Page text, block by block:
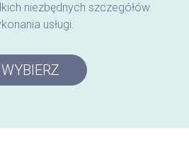
niezbędnych szczegółów
usługi.
WYBIERZ